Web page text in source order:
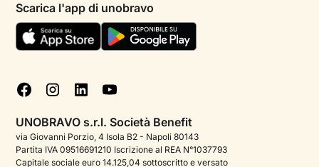
Aiuto urgente
FAQ
Podcast di psicologia
Corporate
Termini e condizioni
Informativa Privacy
Cookie policy
Gestisci cookie
Scarica l'app di unobravo
UNOBRAVO s.r.l. Società Benefit
via Giovanni Porzio, 4 Isola B2 - Napoli 80143
Partita IVA 09516691210 Iscrizione al REA N°1037793
Capitale sociale euro 14.125,04 sottoscritto e versato